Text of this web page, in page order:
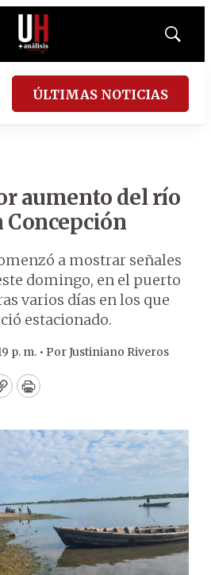
Mostrar
ÚLTIMAS NOTICIAS
aumento del río
Concepción
a mostrar señales
domingo, en el puerto
varios días en los que
estacionado.
p. m. • PorJustiniano Riveros
CopyPrint